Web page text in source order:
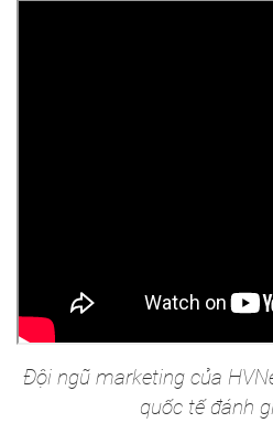
Đội ngũ marketing của
quốc tế đánh